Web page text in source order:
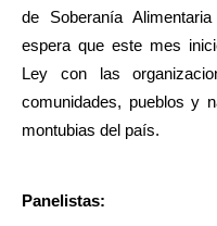
de Soberanía
espera que este mes
Ley con las
comunidades, pueblos y
montubias del país.
Panelistas: